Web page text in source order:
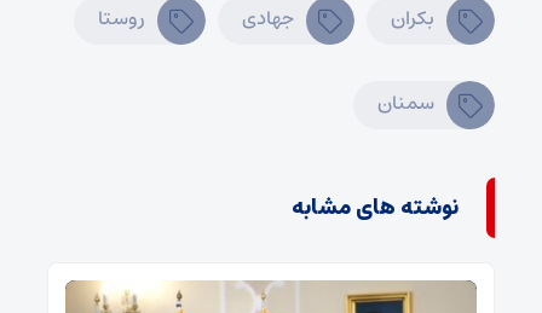
بکران جهادی روستا
سمنان
نوشته های مشابه